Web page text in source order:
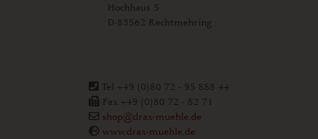
Hochhaus 5
D-83562 Rechtmehring
Tel +49 (0)80 72 - 95 888 44
Fax +49 (0)80 72 - 82 71
shop@drax-muehle.de
www.drax-muehle.de